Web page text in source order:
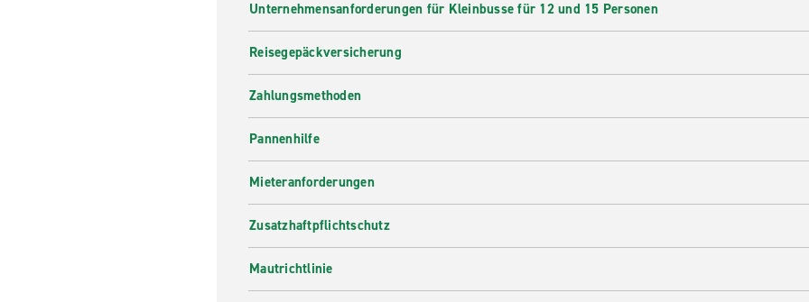
Unternehmensanforderungen für Kleinbusse für 12 und 15 Personen
Reisegepäckversicherung
Zahlungsmethoden
Pannenhilfe
Mieteranforderungen
Zusatzhaftpflichtschutz
Mautrichtlinie